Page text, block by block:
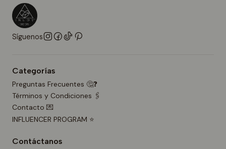
Síguenos
Categorías
Preguntas Frecuentes 🤔❓
Términos y Condiciones 🖇️
Contacto 💌
INFLUENCER PROGRAM ⭐
Contáctanos